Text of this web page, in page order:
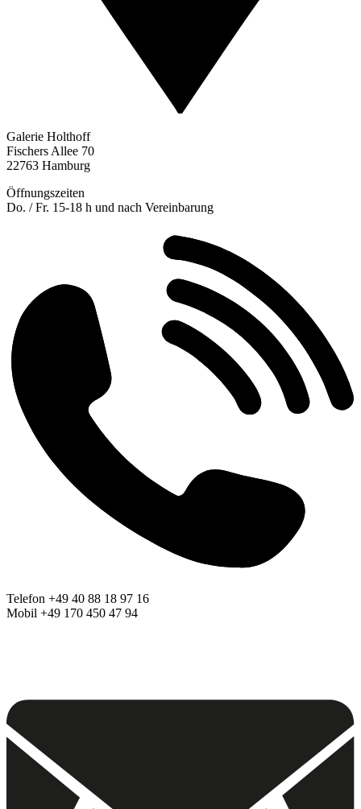
Galerie Holthoff
Fischers Allee 70
22763 Hamburg
Öffnungszeiten
Do. / Fr. 15-18 h und nach Vereinbarung
Telefon +49 40 88 18 97 16
Mobil +49 170 450 47 94